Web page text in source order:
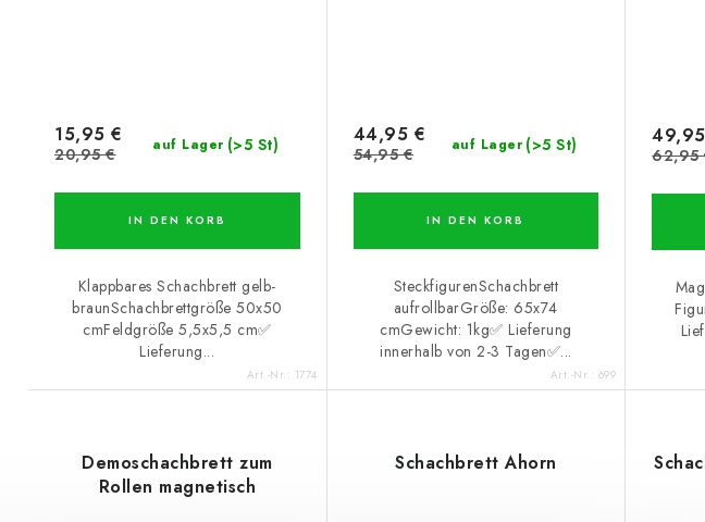
auf Lager (>5 St)
15,95 €
20,95 €
IN DEN KORB
Klappbares Schachbrett gelb-
braunSchachbrettgröße 50x50
cmFeldgröße 5,5x5,5 cm✅
Lieferung...
Art.-Nr.: 1774
auf Lager (>5 St)
44,95 €
54,95 €
IN DEN KORB
SteckfigurenSchachbrett
aufrollbarGröße: 65x74
cmGewicht: 1kg✅ Lieferung
innerhalb von 2-3 Tagen✅...
Art.-Nr.: 699
62,95
Demoschachbrett zum
Rollen magnetisch
Schachbrett Ahorn